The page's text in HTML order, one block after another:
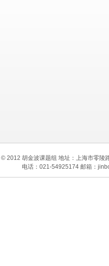
2012 胡金波课题组 地址：上海市零陵
电话：021-54925174 邮箱：